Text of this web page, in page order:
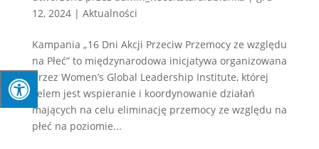
12, 2024| Aktualności
Kampania „16 Dni Akcji Przeciw Przemocy ze względu
na Płeć” to międzynarodowa inicjatywa organizowana
przez Women’s Global Leadership Institute, której
celem jest wspieranie i koordynowanie działań
mających na celu eliminację przemocy ze względu na
płeć na poziomie...